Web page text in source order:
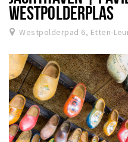
WESTPOLDERPLAS
Westpolderpad 6, Etten-